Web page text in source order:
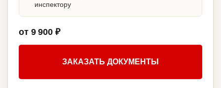
инспектору
от 9 900 ₽
ЗАКАЗАТЬ ДОКУМЕНТЫ